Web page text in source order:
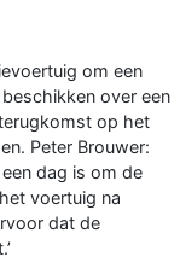
om een
over een
op het
Peter Brouwer:
dag is om de
voertuig na
dat de